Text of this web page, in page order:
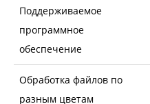
Поддерживаемое
программное
обеспечение
Обработка файлов по
разным цветам